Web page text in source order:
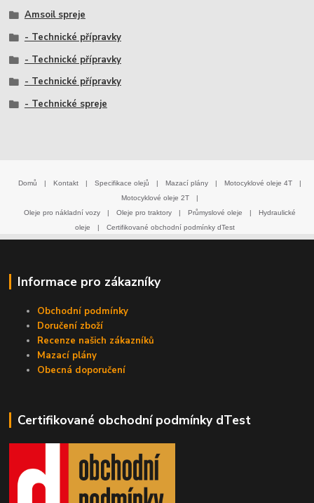
Amsoil spreje
- Technické přípravky
- Technické přípravky
- Technické přípravky
- Technické spreje
Domů | Kontakt | Specifikace olejů | Mazací plány | Motocyklové oleje 4T
|
Motocyklové oleje 2T
|
Oleje pro nákladní vozy
| Oleje pro traktory | Průmyslové oleje |
Hydraulické
oleje
| Certifikované obchodní podmínky dTest
Informace pro zákazníky
Obchodní podmínky
Doručení zboží
Recenze našich zákazníků
Mazací plány
Obecná doporučení
Certifikované obchodní podmínky dTest